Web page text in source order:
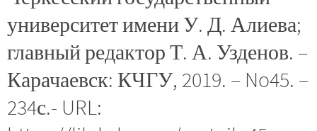
университет имени У. Д. Алиева;
главный редактор Т. А. Узденов. –
Карачаевск: КЧГУ, 2019. – No45. –
234с.- URL: